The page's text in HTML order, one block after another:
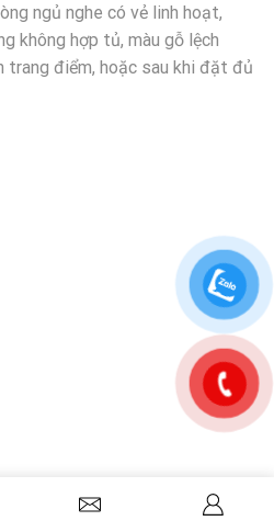
ngủ nghe có vẻ linh hoạt,
không hợp tủ, màu gỗ lệch
trang điểm, hoặc sau khi đặt đủ